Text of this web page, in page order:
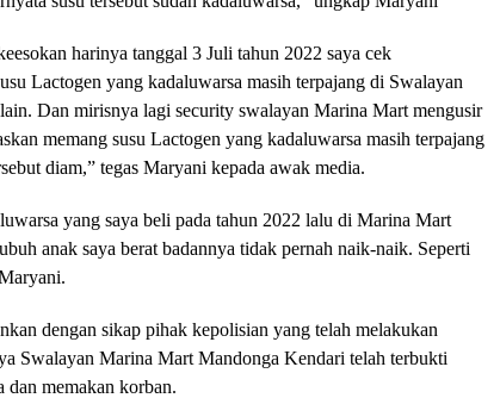
harinya tanggal 3 Juli tahun 2022 saya cek
Lactogen yang kadaluwarsa masih terpajang di Swalayan
Dan mirisnya lagi security swalayan Marina Mart mengusir
memang susu Lactogen yang kadaluwarsa masih terpajang
diam,” tegas Maryani kepada awak media.
yang saya beli pada tahun 2022 lalu di Marina Mart
anak saya berat badannya tidak pernah naik-naik. Seperti
dengan sikap pihak kepolisian yang telah melakukan
Swalayan Marina Mart Mandonga Kendari telah terbukti
dan memakan korban.